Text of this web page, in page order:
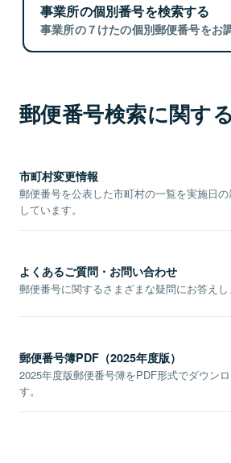
事業所の個別番号を検索する
事業所の７けたの個別郵便番号をお
郵便番号検索に関す
市町村変更情報
郵便番号を公表した市町村の一覧を実施日
しています。
よくあるご質問・お問い合わせ
郵便番号に関するさまざまな疑問にお答えし
郵便番号簿PDF（2025年度版）
2025年度版郵便番号簿をPDF形式でダウン
す。